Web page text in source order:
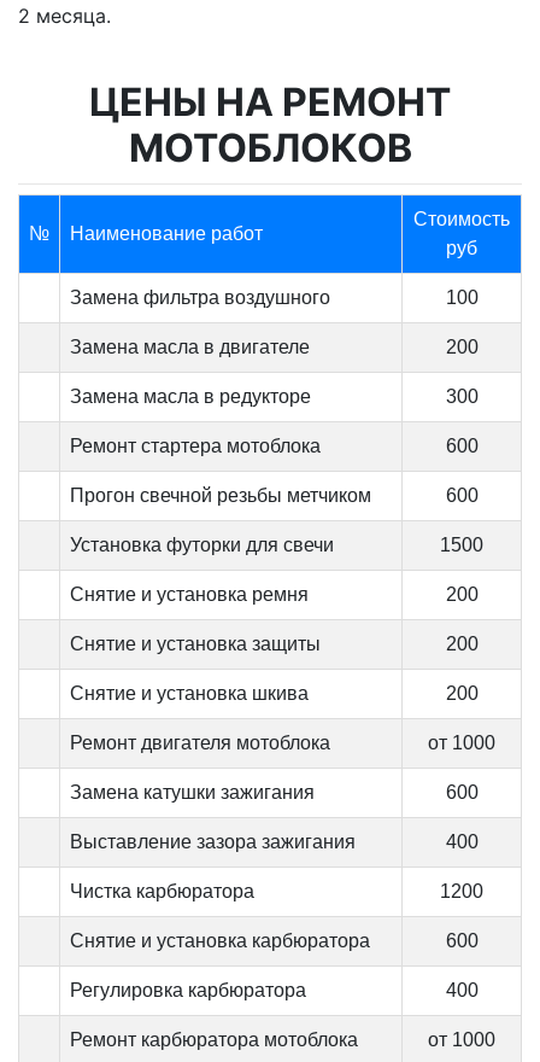
2 месяца.
ЦЕНЫ НА РЕМОНТ
МОТОБЛОКОВ
№ Наименование работ
Стоимость
руб
Замена фильтра воздушного 100
Замена масла в двигателе 200
Замена масла в редукторе 300
Ремонт стартера мотоблока 600
Прогон свечной резьбы метчиком 600
Установка футорки для свечи 1500
Снятие и установка ремня 200
Снятие и установка защиты 200
Снятие и установка шкива 200
Ремонт двигателя мотоблока от 1000
Замена катушки зажигания 600
Выставление зазора зажигания 400
Чистка карбюратора 1200
Снятие и установка карбюратора 600
Регулировка карбюратора 400
Ремонт карбюратора мотоблока от 1000